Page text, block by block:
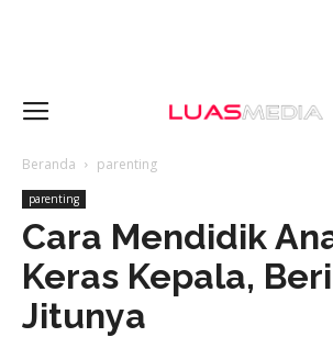
Beranda parenting
parenting
Cara Mendidik
Keras Kepala,
Jitunya